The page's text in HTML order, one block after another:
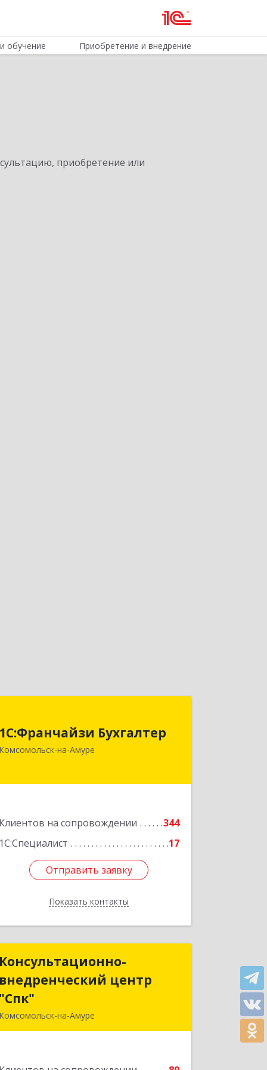
обучение Приобретение и внедрение
приобретение или
1С:Франчайзи Бухгалтер
Комсомольск-на-Амуре
Клиентов на сопровождении
344
1С:Специалист
17
Отправить заявку
Показать контакты
681000, Хабаровский край,
Комсомольск-на-Амуре г,
оф.202
Отправить заявку
Назад
Консультационно-
внедренческий центр
"Спк"
Комсомольск-на-Амуре
Консультационно-
внедренческий центр